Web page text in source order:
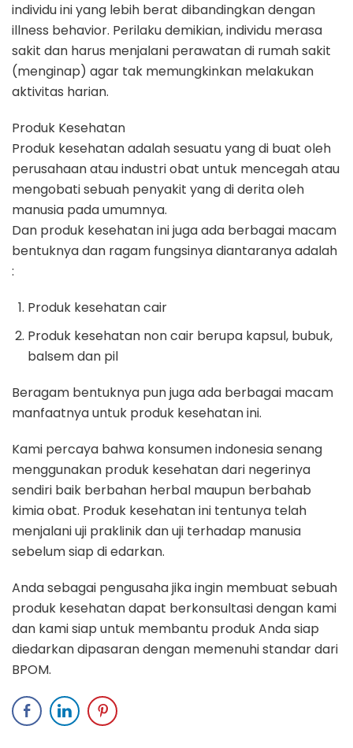
individu ini yang lebih berat dibandingkan dengan
illness behavior. Perilaku demikian, individu merasa
sakit dan harus menjalani perawatan di rumah sakit
(menginap) agar tak memungkinkan melakukan
aktivitas harian.
Produk Kesehatan
Produk kesehatan adalah sesuatu yang di buat oleh
perusahaan atau industri obat untuk mencegah atau
mengobati sebuah penyakit yang di derita oleh
manusia pada umumnya.
Dan produk kesehatan ini juga ada berbagai macam
bentuknya dan ragam fungsinya diantaranya adalah
:
Produk kesehatan cair
Produk kesehatan non cair berupa kapsul, bubuk,
balsem dan pil
Beragam bentuknya pun juga ada berbagai macam
manfaatnya untuk produk kesehatan ini.
Kami percaya bahwa konsumen indonesia senang
menggunakan produk kesehatan dari negerinya
sendiri baik berbahan herbal maupun berbahab
kimia obat. Produk kesehatan ini tentunya telah
menjalani uji praklinik dan uji terhadap manusia
sebelum siap di edarkan.
Anda sebagai pengusaha jika ingin membuat sebuah
produk kesehatan dapat berkonsultasi dengan kami
dan kami siap untuk membantu produk Anda siap
diedarkan dipasaran dengan memenuhi standar dari
BPOM.